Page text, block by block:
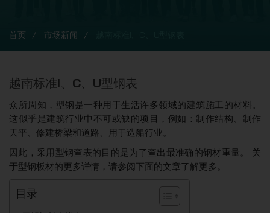
首页 市场新闻
越南标准I、C、U型钢表
众所周知，型钢是一种用于生活许多领域的建筑施工的材料。
这似乎是建筑行业中不可或缺的项目，例如：制作结构、制作
天平、修建桥梁和道路、用于造船行业。
因此，采用型钢查表的目的是为了查出最准确的钢材重量。 关
于型钢板材的更多详情，请参阅下面的文章了解更多。
目录